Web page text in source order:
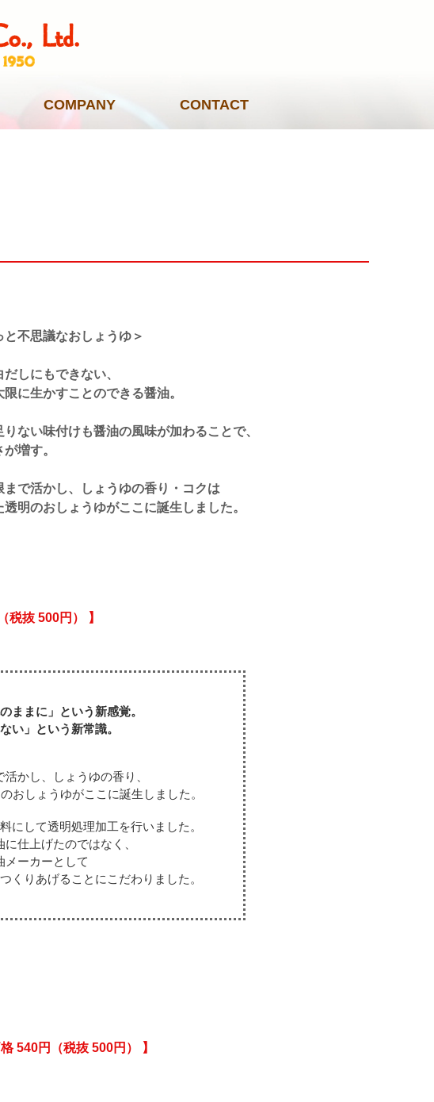
COMPANY CONTACT
と不思議なおしょうゆ＞
しにもできない、
に生かすことのできる醤油。
ない味付けも醤油の風味が加わることで、
増す。
まで活かし、しょうゆの香り・コクは
明のおしょうゆがここに誕生しました。
抜 500円） 】
ままに」という新感覚。
い」という新常識。
かし、
しょうゆの香り、
おしょうゆがここに誕生しました。
にして透明処理加工を行いました。
仕上げたのではなく、
メーカーとして
くりあげることにこだわりました。
540円（税抜 500円） 】